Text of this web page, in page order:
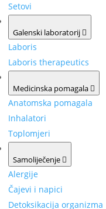
Setovi
Galenski laboratorij
Laboris
Laboris therapeutics
Medicinska pomagala
Anatomska pomagala
Inhalatori
Toplomjeri
Samoliječenje
Alergije
Čajevi i napici
Detoksikacija organizma